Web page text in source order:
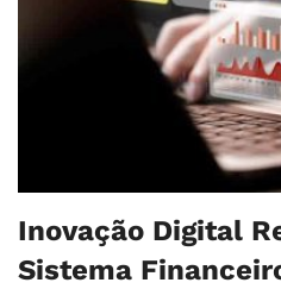
Inovação Digital
Sistema